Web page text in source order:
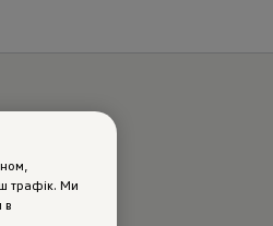
трафік. Ми
в